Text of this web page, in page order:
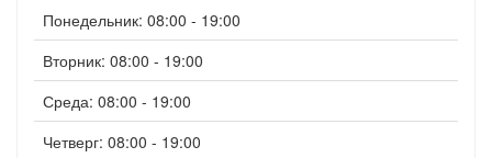
Понедельник: 08:00 - 19:00
Вторник: 08:00 - 19:00
Среда: 08:00 - 19:00
Четверг: 08:00 - 19:00